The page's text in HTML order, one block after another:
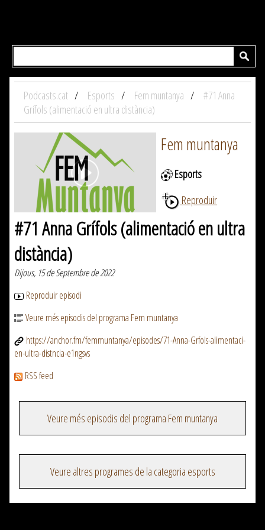
Podcasts.cat Esports Fem muntanya
#71 Anna
Grífols (alimentació en ultra distància)
Fem muntanya
Esports
Reproduir
#71 Anna Grífols (alimentació en ultra
distància)
Dijous, 15 de Septembre de 2022
Reproduir episodi
Veure més episodis del programa Fem muntanya
https://anchor.fm/femmuntanya/episodes/71-Anna-Grfols-alimentaci-
en-ultra-distncia-e1ngsvs
RSS feed
Veure més episodis del programa Fem muntanya
Veure altres programes de la categoria esports